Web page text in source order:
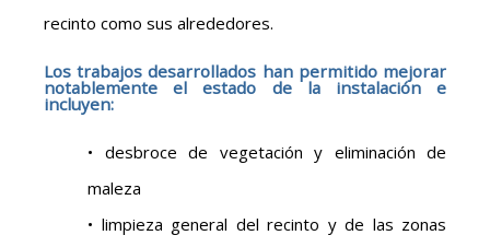
recinto como sus alrededores.
Los trabajos desarrollados han permitido mejorar
notablemente el estado de la instalación e
incluyen:
• desbroce de vegetación y eliminación de
maleza
• limpieza general del recinto y de las zonas